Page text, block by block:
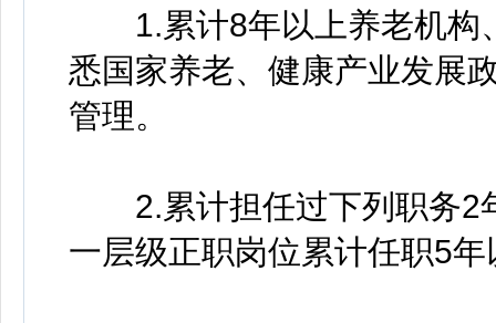
1.累计8年以上养老机构
悉国家养老、健康产业发展
管理。
2.累计担任过下列职务2
一层级正职岗位累计任职5年